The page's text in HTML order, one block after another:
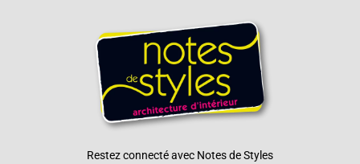
Restez connecté avec Notes de Styles